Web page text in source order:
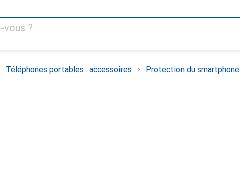
Téléphones portables : accessoires Protection du smartphone